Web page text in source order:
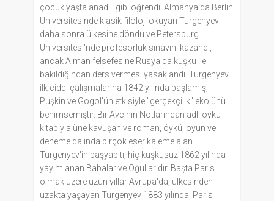
çocuk yaşta anadili gibi öğrendi. Almanya'da Berlin
Üniversitesinde klasik filoloji okuyan Turgenyev
daha sonra ülkesine döndü ve Petersburg
Üniversitesi'nde profesörlük sınavını kazandı,
ancak Alman felsefesine Rusya'da kuşku ile
bakıldığından ders vermesi yasaklandı. Turgenyev
ilk ciddi çalışmalarına 1842 yılında başlamış,
Puşkin ve Gogol'ün etkisiyle "gerçekçilik" ekolünü
benimsemiştir. Bir Avcının Notlarından adlı öykü
kitabıyla üne kavuşan ve roman, öykü, oyun ve
deneme dalında birçok eser kaleme alan
Turgenyev'in başyapıtı, hiç kuşkusuz 1862 yılında
yayımlanan Babalar ve Oğullar'dır. Başta Paris
olmak üzere uzun yıllar Avrupa'da, ülkesinden
uzakta yaşayan Turgenyev 1883 yılında, Paris